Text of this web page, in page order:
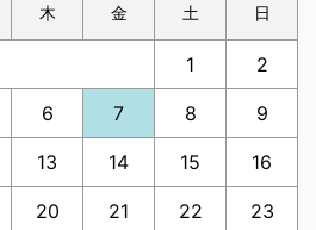
木 金 土 日
1 2
6 7 8 9
13 14 15 16
20 21 22 23